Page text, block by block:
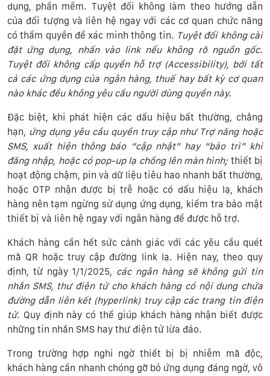
dụng, phần mềm. Tuyệt đối không làm theo hướng dẫn
của đối tượng và liên hệ ngay với các cơ quan chức năng
có thẩm quyền để xác minh thông tin. Tuyệt đối không cài
đặt ứng dụng, nhấn vào link nếu không rõ nguồn gốc.
Tuyệt đối không cấp quyền hỗ trợ (Accessibility), bởi tất
cả các ứng dụng của ngân hàng, thuế hay bất kỳ cơ quan
nào khác đều không yêu cầu người dùng quyền này.
Đặc biệt, khi phát hiện các dấu hiệu bất thường, chẳng
hạn, ứng dụng yêu cầu quyền truy cập như Trợ năng hoặc
SMS, xuất hiện thông báo “cập nhật” hay “bảo trì” khi
đăng nhập, hoặc có pop-up lạ chồng lên màn hình; thiết bị
hoạt động chậm, pin và dữ liệu tiêu hao nhanh bất thường,
hoặc OTP nhận được bị trễ hoặc có dấu hiệu lạ, khách
hàng nên tạm ngừng sử dụng ứng dụng, kiểm tra bảo mật
thiết bị và liên hệ ngay với ngân hàng để được hỗ trợ.
Khách hàng cần hết sức cảnh giác với các yêu cầu quét
mã QR hoặc truy cập đường link lạ. Hiện nay, theo quy
định, từ ngày 1/1/2025, các ngân hàng sẽ không gửi tin
nhắn SMS, thư điện tử cho khách hàng có nội dung chứa
đường dẫn liên kết (hyperlink) truy cập các trang tin điện
tử. Quy định này có thể giúp khách hàng nhận biết được
những tin nhắn SMS hay thư điện tử lừa đảo.
Trong trường hợp nghi ngờ thiết bị bị nhiễm mã độc,
khách hàng cần nhanh chóng gỡ bỏ ứng dụng đáng ngờ, vô